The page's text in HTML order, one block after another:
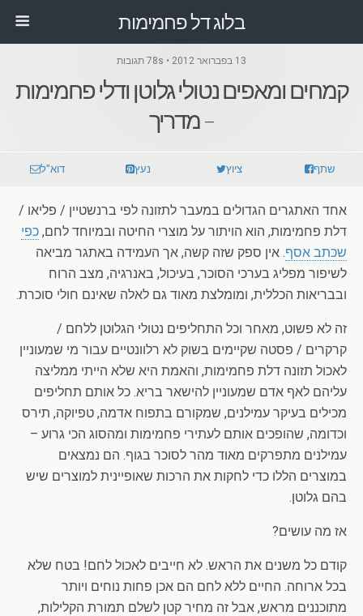
בלוג דל פחמימות
13 בפברואר 2012 • 78s תגובות
קמחים ומאפים נטולי גלוטן ודלי פחמימות
– מדריך
שתף ציוץ נעץ דוא"ל
אחד האתגרים הגדולים במעבר לתזונה לפי ברנשטיין / פליאו /
דלת פחמימות, הוא הויתור על מוצרי החיטה ובמיוחד לחם, כפי
שכתב אסף. אין ספק שזה קשה, אך העמידה באתגר מביאה
לשיפור מפליג בערכי הסוכר, בעיכול, באנרגיה, מצב הרוח
ובבריאות הכללית, ומומלצת מאוד גם לאלה שאינם חולי סוכרת.
זה לא פשוט, מאחר וכל התחליפים נטולי הגלוטן ללחם /
קרקרים / פסטה שקיימים בשוק לא רלוונטיים עבור מי שמעוניין
לאכול תזונה דלת פחמימות, והאמת היא שלא הייתי ממליצה
עליהם לאף אדם שמעוניין להישאר בריא. כל אותם תחליפים
מכילים בעיקר עמילנים, שמקורם בתפוח אדמה, טפיוקה, תירס
וכדומה, שהופכים אותם לעתירי פחמימות ומהסוג הכי גרוע –
עמילנים מתפרקים מאוד מהר לסוכר בגוף. הם נמצאים
במוצרים הללו כדי לחקות את הרכות שאופיינית למוצרים שיש
בהם גלוטן.
אז מה עושים?
קודם כל משנים את הראש. לא חייבים לאכול לחם! בטח שלא
בכל ארוחה. החיים ללא לחם הם אכן פחות נוחים ויותר
מתוכננים מראש, אבל זה מחיר קטן לשלם תמורת הקלילות,